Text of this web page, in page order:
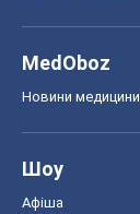
MedOboz
Новини медицини
Шоу
Афіша